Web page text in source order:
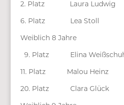
2. Platz Laura
6. Platz Lea Stoll
Weiblich 8 Jahre
9. Platz Elina
11. Platz Malou
20. Platz Clara